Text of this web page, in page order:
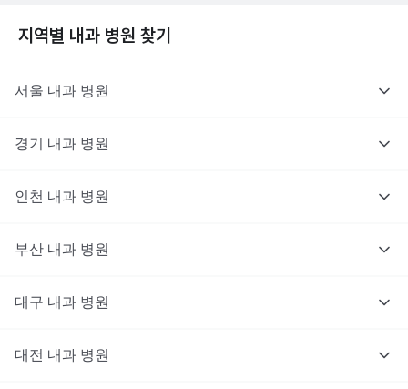
지역별 내과 병원 찾기
서울 내과 병원
경기 내과 병원
인천 내과 병원
부산 내과 병원
대구 내과 병원
대전 내과 병원